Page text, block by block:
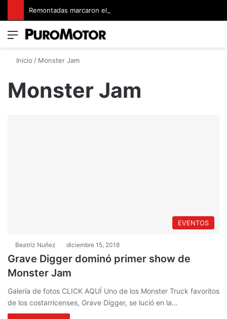
Menú
Inicio / Monster Jam
Monster Jam
EVENTOS
Beatriz Nuñez diciembre 15, 2018
Grave Digger dominó primer show de
Monster Jam
Galería de fotos CLICK AQUÍ Uno de los Monster Truck favoritos
de los costarricenses, Grave Digger, se lució en la…